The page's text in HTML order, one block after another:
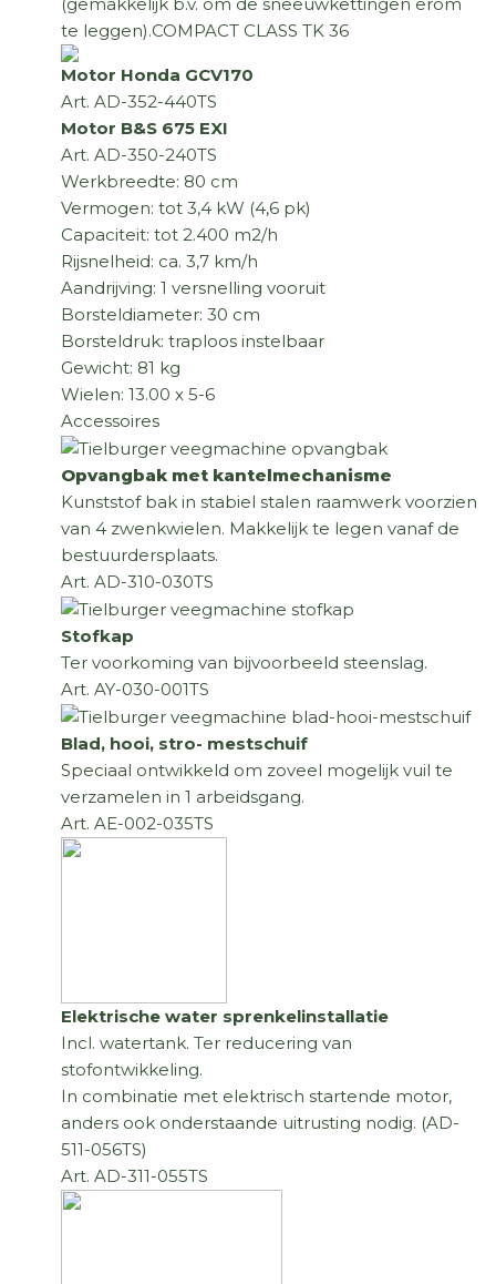
te leggen).COMPACT CLASS TK 36
Motor Honda GCV170
Art. AD-352-440TS
Motor B&S 675 EXI
Art. AD-350-240TS
Werkbreedte: 80 cm
Vermogen: tot 3,4 kW (4,6 pk)
Capaciteit: tot 2.400 m2/h
Rijsnelheid: ca. 3,7 km/h
Aandrijving: 1 versnelling vooruit
Borsteldiameter: 30 cm
Borsteldruk: traploos instelbaar
Gewicht: 81 kg
Wielen: 13.00 x 5-6
Accessoires
Opvangbak met kantelmechanisme
Kunststof bak in stabiel stalen raamwerk voorzien
van 4 zwenkwielen. Makkelijk te legen vanaf de
bestuurdersplaats.
Art. AD-310-030TS
Stofkap
Ter voorkoming van bijvoorbeeld steenslag.
Art. AY-030-001TS
Blad, hooi, stro- mestschuif
Speciaal ontwikkeld om zoveel mogelijk vuil te
verzamelen in 1 arbeidsgang.
Art. AE-002-035TS
Elektrische water sprenkelinstallatie
Incl. watertank. Ter reducering van
stofontwikkeling.
In combinatie met elektrisch startende motor,
anders ook onderstaande uitrusting nodig. (AD-
511-056TS)
Art. AD-311-055TS